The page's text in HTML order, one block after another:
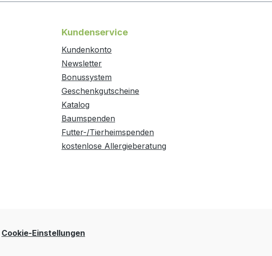
Kundenservice
Kundenkonto
Newsletter
Bonussystem
Geschenkgutscheine
Katalog
Baumspenden
Futter-/Tierheimspenden
kostenlose Allergieberatung
Cookie-Einstellungen